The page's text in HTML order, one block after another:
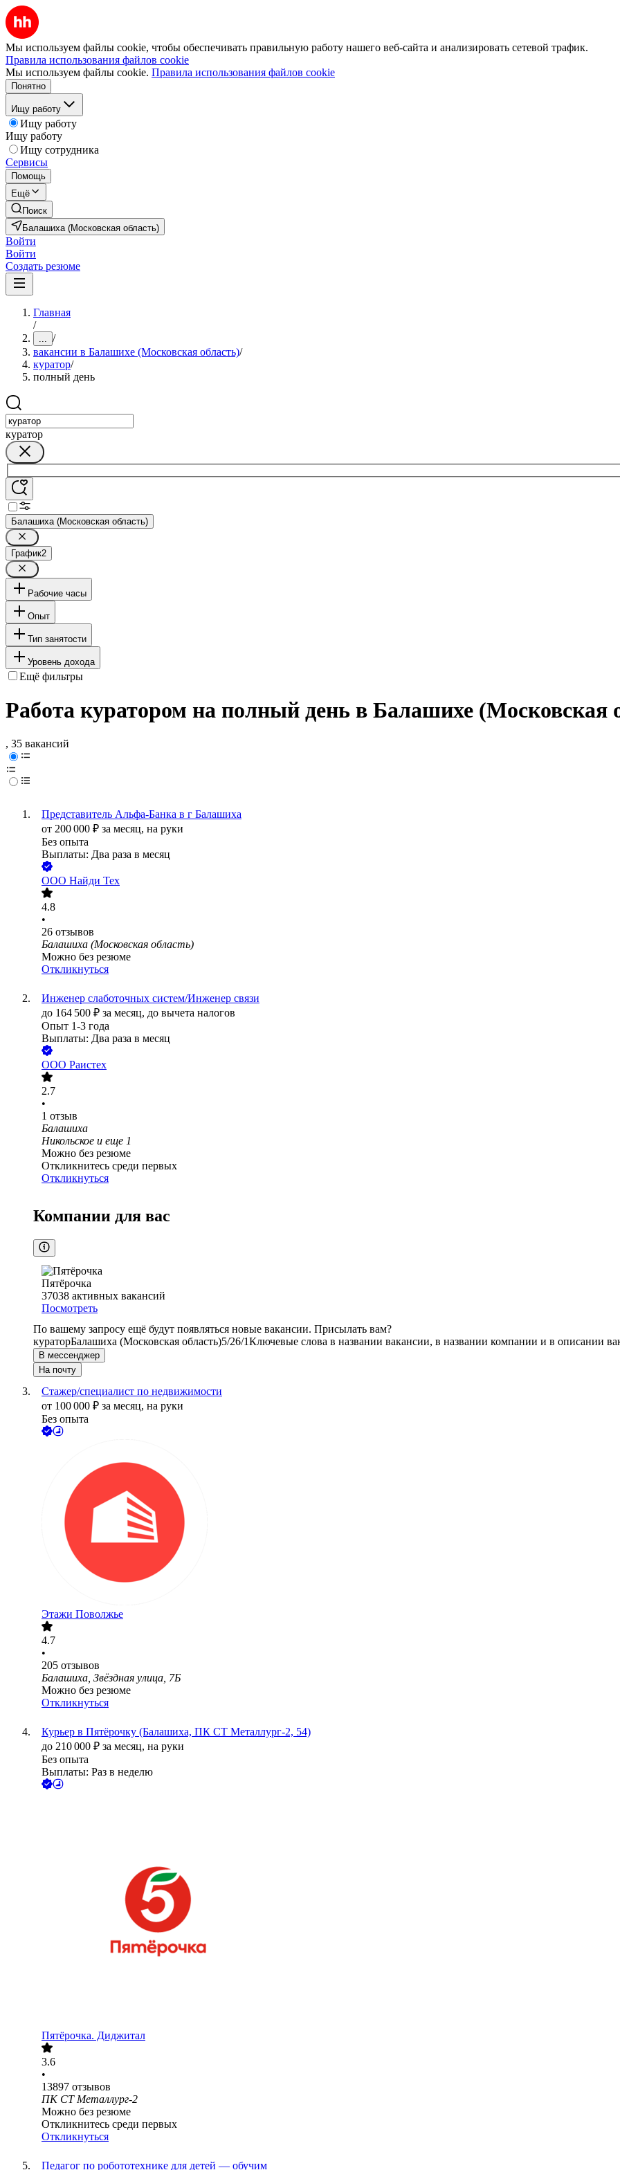
Мы используем файлы cookie, чтобы обеспечивать правильную работу нашего веб-сайта и анализировать сетевой трафик.
Правила использования файлов cookie
Мы используем файлы cookie. Правила использования файлов cookie
Понятно
Ищу работу
Ищу работу
Ищу работу
Ищу сотрудника
Сервисы
Помощь
Ещё
Поиск
Балашиха (Московская область)
Войти
Войти
Создать резюме
Главная
/
... /
вакансии в Балашихе (Московская область)/
куратор/
полный день
куратор
Балашиха (Московская область)
График2
Рабочие часы
Опыт
Тип занятости
Уровень дохода
Ещё фильтры
Работа куратором на полный день в Балашихе (Московская
, 35 вакансий
Представитель Альфа-Банка в г Балашиха
от 200 000 ₽ за месяц, на руки
Без опыта
Выплаты: Два раза в месяц
ООО Найди Тех
4.8
•
26 отзывов
Балашиха (Московская область)
Можно без резюме
Откликнуться
Инженер слаботочных систем/Инженер связи
до 164 500 ₽ за месяц, до вычета налогов
Опыт 1-3 года
Выплаты: Два раза в месяц
ООО Раистех
2.7
•
1 отзыв
Балашиха
Никольское и еще 1
Можно без резюме
Откликнитесь среди первых
Откликнуться
Компании для вас
Пятёрочка
37038 активных вакансий
Посмотреть
По вашему запросу ещё будут появляться новые вакансии. Присылать вам?
кураторБалашиха (Московская область)5/26/1Ключевые слова в названии вакансии, в названии компании и в описании
В мессенджер
На почту
Стажер/специалист по недвижимости
от 100 000 ₽ за месяц, на руки
Без опыта
Этажи Поволжье
4.7
•
205 отзывов
Балашиха, Звёздная улица, 7Б
Можно без резюме
Откликнуться
Курьер в Пятёрочку (Балашиха, ПК СТ Металлург-2, 54)
до 210 000 ₽ за месяц, на руки
Без опыта
Выплаты: Раз в неделю
Пятёрочка. Диджитал
3.6
•
13897 отзывов
ПК СТ Металлург-2
Можно без резюме
Откликнитесь среди первых
Откликнуться
Педагог по робототехнике для детей — обучим